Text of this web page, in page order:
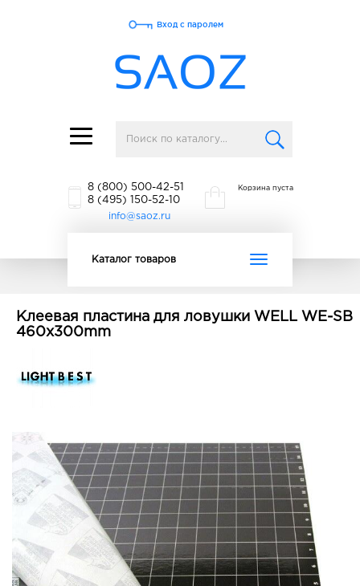
Toggle
navigation
Вход с паролем
8 (800) 500-42-51
8 (495) 150-52-10
info@saoz.ru
Корзина пуста
Toggle
Каталог товаров
Клеевая пластина для ловушки WELL WE-SB
460x300mm